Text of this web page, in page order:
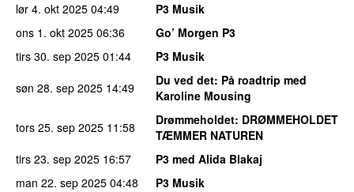
lør 4. okt 2025 04:49
P3 Musik
ons 1. okt 2025 06:36
Go’ Morgen P3
tirs 30. sep 2025 01:44
P3 Musik
søn 28. sep 2025 14:49 Du ved det: På roadtrip med
Karoline Mousing
tors 25. sep 2025 11:58 Drømmeholdet: DRØMMEHOLDET
TÆMMER NATUREN
tirs 23. sep 2025 16:57
P3 med Alida Blakaj
man 22. sep 2025 04:48
P3 Musik